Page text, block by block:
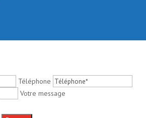
Téléphone
Votre message